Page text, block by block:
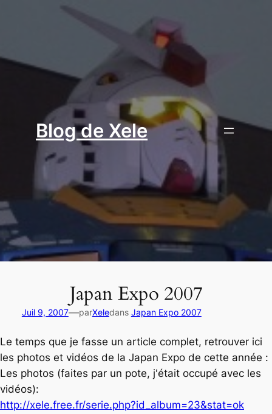
Blog de Xele
Japan Expo 2007
Juil 9, 2007—parXeledans Japan Expo 2007
Le temps que je fasse un article complet, retrouver ici
les photos et vidéos de la Japan Expo de cette année :
Les photos (faites par un pote, j'était occupé avec les
vidéos):
http://xele.free.fr/serie.php?id_album=23&stat=ok